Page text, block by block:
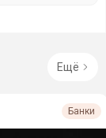
Ещё
Банки